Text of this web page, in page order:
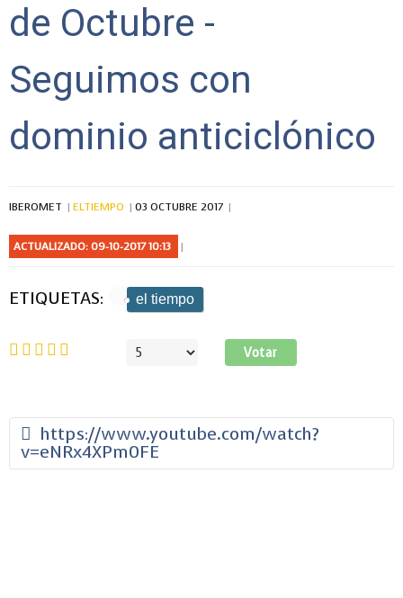
de Octubre -
Seguimos con
dominio anticiclónico
IBEROMET ELTIEMPO 03 OCTUBRE 2017
ACTUALIZADO: 09-10-2017 10:13
ETIQUETAS: el tiempo
Ratio: 5
Por
https://www.youtube.com/watch?
v=eNRx4XPm0FE